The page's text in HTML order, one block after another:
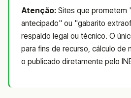
Atenção: Sites que prometem
antecipado" ou "gabarito
respaldo legal ou técnico. O
para fins de recurso, cálculo de
o publicado diretamente pelo